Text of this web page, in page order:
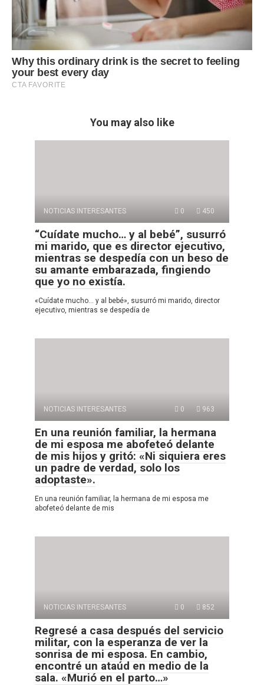
You may also like
NOTICIAS INTERESANTES 0 450
“Cuídate mucho… y al bebé”, susurró
mi marido, que es director ejecutivo,
mientras se despedía con un beso de
su amante embarazada, fingiendo
que yo no existía.
«Cuídate mucho… y al bebé», susurró mi marido, director
ejecutivo, mientras se despedía de
NOTICIAS INTERESANTES 0 963
En una reunión familiar, la hermana
de mi esposa me abofeteó delante
de mis hijos y gritó: «Ni siquiera eres
un padre de verdad, solo los
adoptaste».
En una reunión familiar, la hermana de mi esposa me
abofeteó delante de mis
NOTICIAS INTERESANTES 0 852
Regresé a casa después del servicio
militar, con la esperanza de ver la
sonrisa de mi esposa. En cambio,
encontré un ataúd en medio de la
sala. «Murió en el parto…»